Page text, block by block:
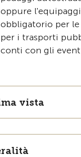
oppure
obbligatorio per
per i trasporti
conti con gli
vista